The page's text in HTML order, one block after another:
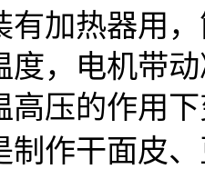
有加热器用
度，电机带
高压的作用
制作干面皮